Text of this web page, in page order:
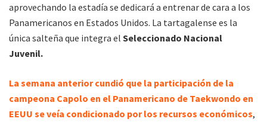
aprovechando la estadía se dedicará a entrenar de cara a los
Panamericanos en Estados Unidos. La tartagalense es la
única salteña que integra el Seleccionado Nacional
Juvenil.
La semana anterior cundió que la participación de la
campeona Capolo en el Panamericano de Taekwondo en
EEUU se veía condicionado por los recursos económicos,